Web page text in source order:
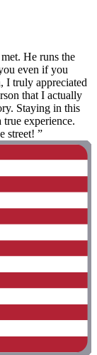
He runs the
even if you
I truly appreciated
that I actually
Staying in this
experience.
street! ”